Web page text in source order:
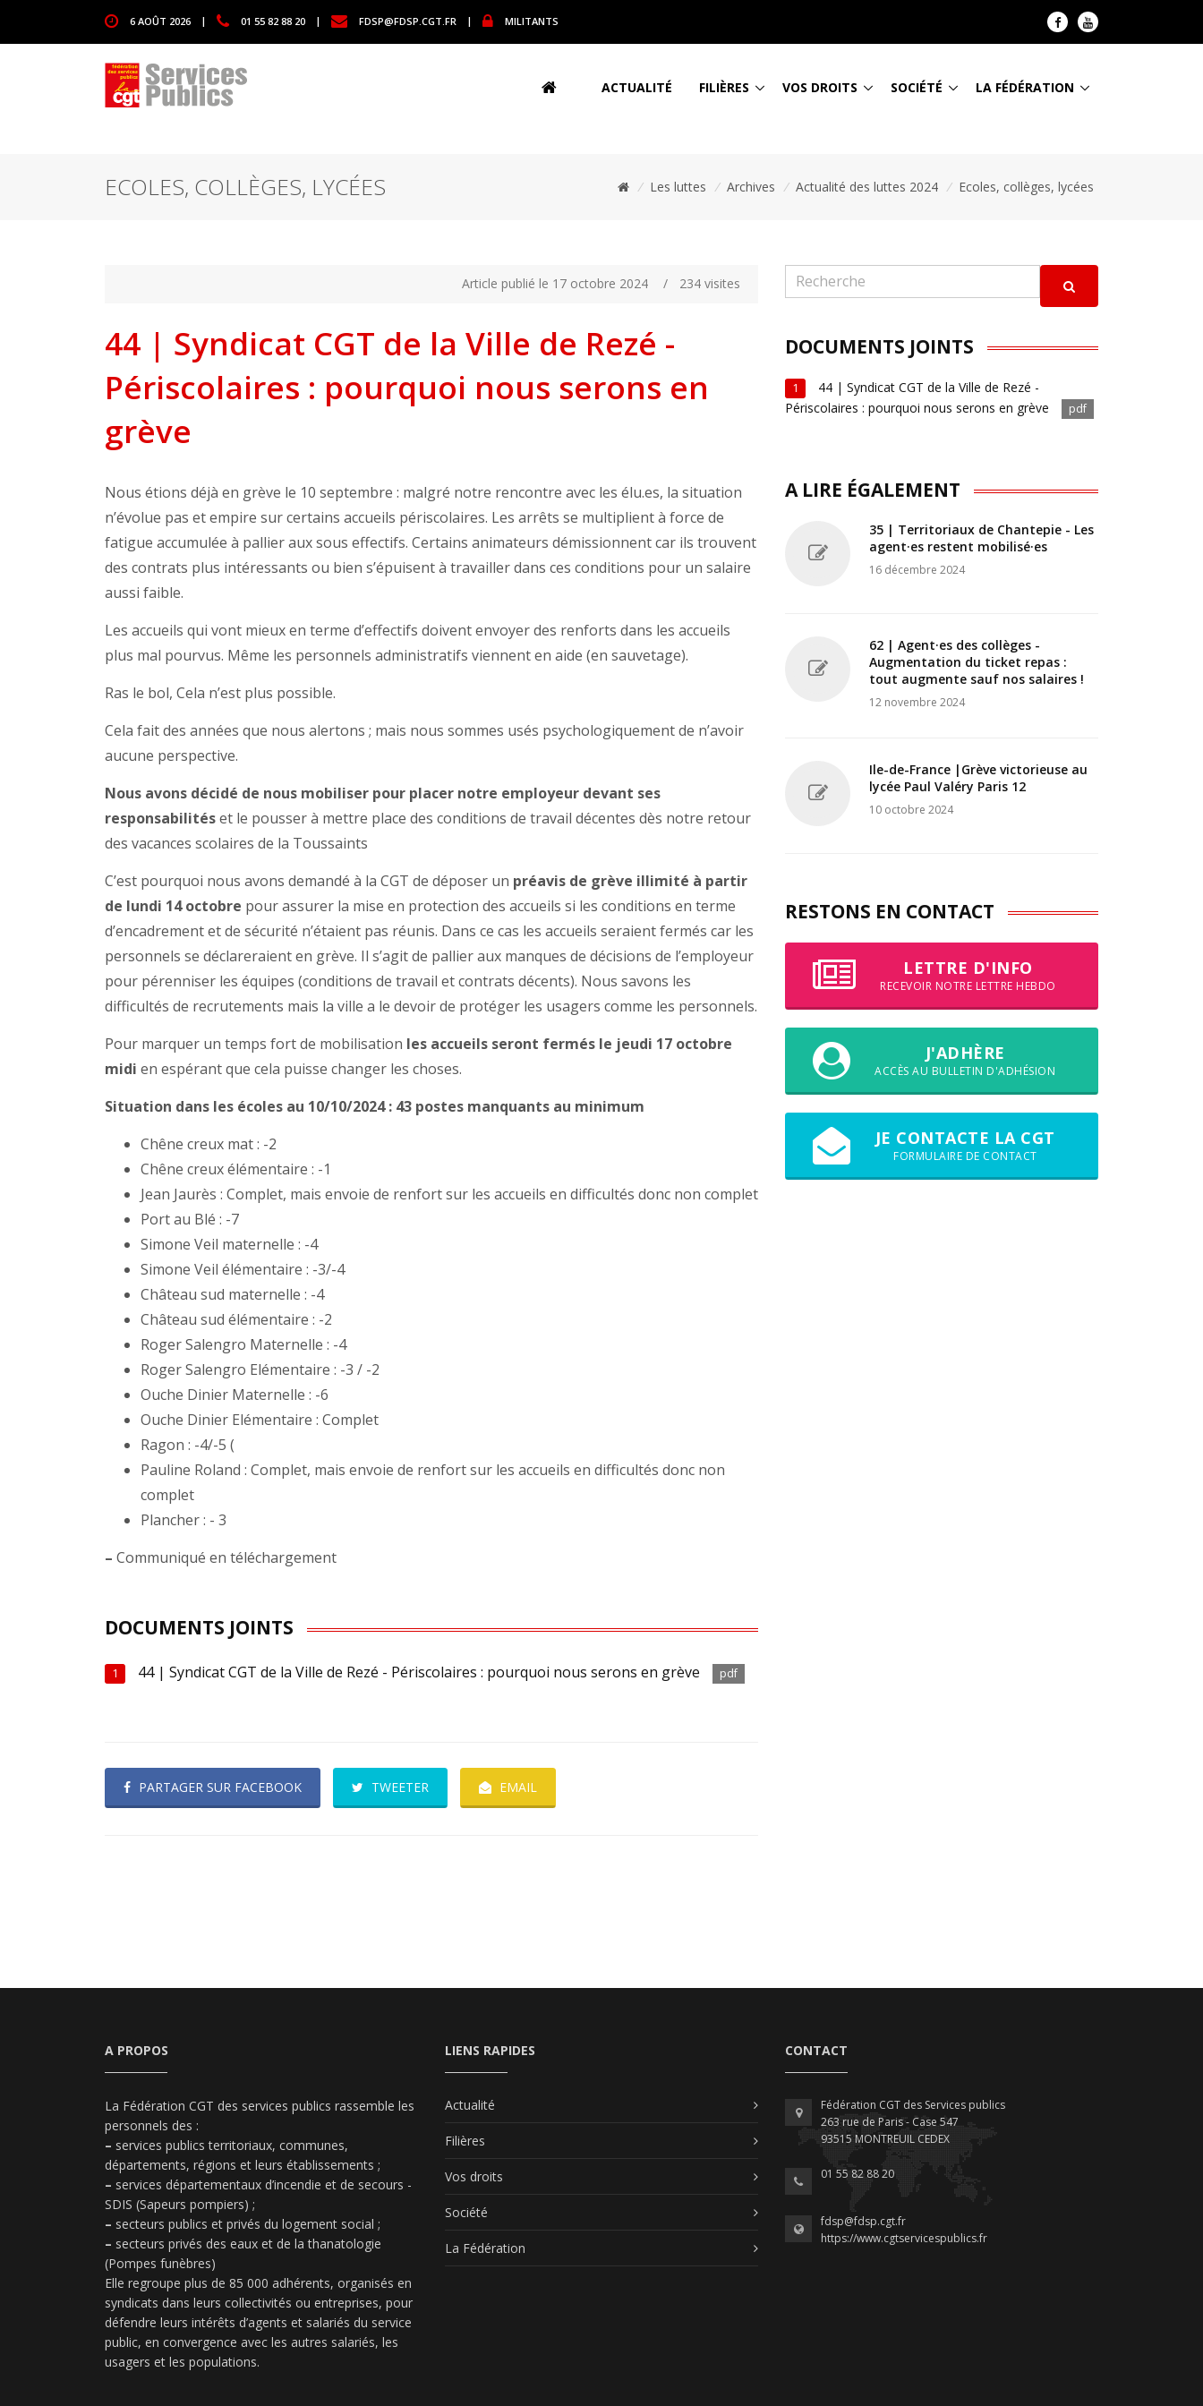
6 AOÛT 2026 | 01 55 82 88 20 | FDSP@FDSP.CGT.FR | MILITANTS
ACTUALITÉ FILIÈRES VOS DROITS SOCIÉTÉ LA FÉDÉRATION
ECOLES, COLLÈGES, LYCÉES / Les luttes / Archives / Actualité des luttes 2024 / Ecoles, collèges, lycées
Article publié le 17 octobre 2024 / 234 visites
44 | Syndicat CGT de la Ville de Rezé -
Périscolaires : pourquoi nous serons en
grève
Nous étions déjà en grève le 10 septembre : malgré notre rencontre avec les élu.es, la situation
n’évolue pas et empire sur certains accueils périscolaires. Les arrêts se multiplient à force de
fatigue accumulée à pallier aux sous effectifs. Certains animateurs démissionnent car ils trouvent
des contrats plus intéressants ou bien s’épuisent à travailler dans ces conditions pour un salaire
aussi faible.
Les accueils qui vont mieux en terme d’effectifs doivent envoyer des renforts dans les accueils
plus mal pourvus. Même les personnels administratifs viennent en aide (en sauvetage).
Ras le bol, Cela n’est plus possible.
Cela fait des années que nous alertons ; mais nous sommes usés psychologiquement de n’avoir
aucune perspective.
Nous avons décidé de nous mobiliser pour placer notre employeur devant ses
responsabilitéset le pousser à mettre place des conditions de travail décentes dès notre retour
des vacances scolaires de la Toussaints
C’est pourquoi nous avons demandé à la CGT de déposer un préavis de grève illimité à partir
de lundi 14 octobre pour assurer la mise en protection des accueils si les conditions en terme
d’encadrement et de sécurité n’étaient pas réunis. Dans ce cas les accueils seraient fermés car les
personnels se déclareraient en grève. Il s’agit de pallier aux manques de décisions de l’employeur
pour pérenniser les équipes (conditions de travail et contrats décents). Nous savons les
difficultés de recrutements mais la ville a le devoir de protéger les usagers comme les personnels.
Pour marquer un temps fort de mobilisation les accueils seront fermés le jeudi 17 octobre
midi en espérant que cela puisse changer les choses.
Situation dans les écoles au 10/10/2024 : 43 postes manquants au minimum
Chêne creux mat : -2
Chêne creux élémentaire : -1
Jean Jaurès : Complet, mais envoie de renfort sur les accueils en difficultés donc non complet
Port au Blé : -7
Simone Veil maternelle : -4
Simone Veil élémentaire : -3/-4
Château sud maternelle : -4
Château sud élémentaire : -2
Roger Salengro Maternelle : -4
Roger Salengro Elémentaire : -3 / -2
Ouche Dinier Maternelle : -6
Ouche Dinier Elémentaire : Complet
Ragon : -4/-5 (
Pauline Roland : Complet, mais envoie de renfort sur les accueils en difficultés donc non
complet
Plancher : - 3
– Communiqué en téléchargement
DOCUMENTS JOINTS
1 44 | Syndicat CGT de la Ville de Rezé - Périscolaires : pourquoi nous serons en grève pdf
PARTAGER SUR FACEBOOK TWEETER EMAIL
DOCUMENTS JOINTS
1
44 | Syndicat CGT de la Ville de Rezé -
Périscolaires : pourquoi nous serons en grève
pdf
A LIRE ÉGALEMENT
35 | Territoriaux de Chantepie - Les
agent·es restent mobilisé·es
16 décembre 2024
62 | Agent·es des collèges -
Augmentation du ticket repas :
tout augmente sauf nos salaires !
12 novembre 2024
Ile-de-France |Grève victorieuse au
lycée Paul Valéry Paris 12
10 octobre 2024
RESTONS EN CONTACT
LETTRE D'INFO
RECEVOIR NOTRE LETTRE HEBDO
J'ADHÈRE
ACCÈS AU BULLETIN D'ADHÉSION
JE CONTACTE LA CGT
FORMULAIRE DE CONTACT
A PROPOS
La Fédération CGT des services publics rassemble les
personnels des :
– services publics territoriaux, communes,
départements, régions et leurs établissements ;
– services départementaux d’incendie et de secours -
SDIS (Sapeurs pompiers) ;
– secteurs publics et privés du logement social ;
– secteurs privés des eaux et de la thanatologie
(Pompes funèbres)
Elle regroupe plus de 85 000 adhérents, organisés en
syndicats dans leurs collectivités ou entreprises, pour
défendre leurs intérêts d’agents et salariés du service
public, en convergence avec les autres salariés, les
usagers et les populations.
LIENS RAPIDES
Actualité
Filières
Vos droits
Société
La Fédération
CONTACT
Fédération CGT des Services publics
263 rue de Paris - Case 547
93515 MONTREUIL CEDEX
01 55 82 88 20
fdsp@fdsp.cgt.fr
https://www.cgtservicespublics.fr